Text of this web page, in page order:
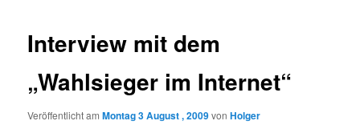
Interview mit dem
„Wahlsieger im Internet“
Veröffentlicht amMontag 3 August , 2009vonHolger